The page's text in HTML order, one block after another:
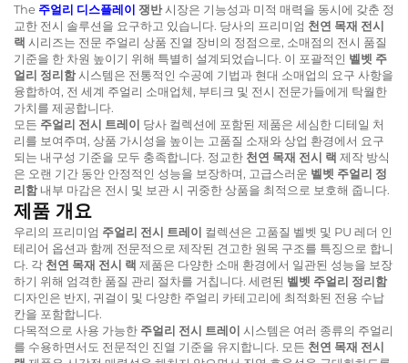
The 주얼리 디스플레이 쟁반시장은 기능성과 미적 매력을 동시에 갖춘 정
교한 전시 솔루션을 요구하고 있습니다. 당사의 프리미엄 천연 목재 전시
랙 시리즈는 전문 주얼리 상품 진열 장비의 정점으로, 소매점의 전시 품질
기준을 한 차원 높이기 위해 특별히 설계되었습니다. 이 포괄적인 벨벳 주
얼리 정리함시스템은 전통적인 수공예 기법과 현대 소매업의 요구 사항을
융합하여, 전 세계 주얼리 소매업체, 부티크 및 전시 전문가들에게 탁월한
가치를 제공합니다.
모든 주얼리 전시 트레이 당사 컬렉션에 포함된 제품은 세심한 디테일 처
리를 보여주며, 상품 가시성을 높이는 고품질 소재와 상업 환경에서 요구
되는 내구성 기준을 모두 충족합니다. 정교한 천연 목재 전시 랙 제작 방식
은 오랜 기간 동안 안정적인 성능을 보장하며, 고급스러운 벨벳 주얼리 정
리함내부 마감은 전시 및 보관 시 귀중한 상품을 최적으로 보호해 줍니다.
제품 개요
우리의 프리미엄 주얼리 전시 트레이 컬렉션은 고품질 벨벳 및 PU 레더 인
테리어 옵션과 함께 전문적으로 제작된 견고한 원목 구조를 특징으로 합니
다. 각 천연 목재 전시 랙 제품은 다양한 소매 환경에서 일관된 성능을 보장
하기 위해 엄격한 품질 관리 절차를 거칩니다. 세련된 벨벳 주얼리 정리함
디자인은 반지, 귀걸이 및 다양한 주얼리 카테고리에 최적화된 전용 수납
칸을 포함합니다.
다목적으로 사용 가능한 주얼리 전시 트레이 시스템은 여러 종류의 주얼리
를 수용하면서도 전문적인 진열 기준을 유지합니다. 모든 천연 목재 전시